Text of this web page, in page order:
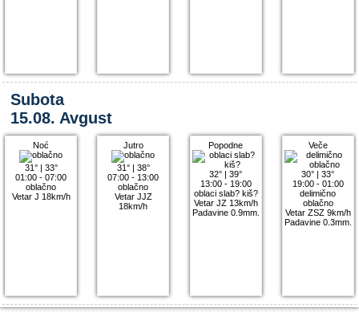
Subota
15.08. Avgust
Noć
31°| 33°
01:00 - 07:00
oblačno
Vetar J 18km/h
Jutro
31°| 38°
07:00 - 13:00
oblačno
Vetar JJZ
18km/h
Popodne
32° |39°
13:00 - 19:00
oblaci slab? kiš?
Vetar JZ 13km/h
Padavine 0.9mm.
Veče
30° |33°
19:00 - 01:00
delimično
oblačno
Vetar ZSZ 9km/h
Padavine 0.3mm.